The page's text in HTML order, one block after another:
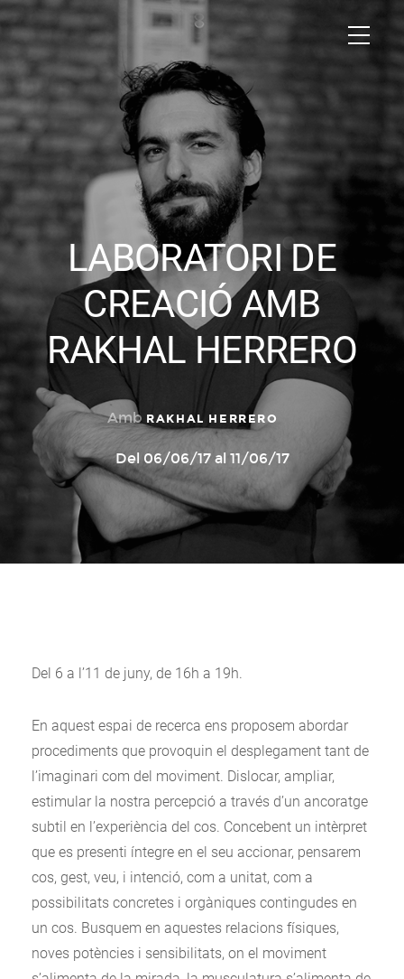
LABORATORI DE
CREACIÓ AMB
RAKHAL HERRERO
Amb RAKHAL HERRERO
Del 06/06/17 al 11/06/17
Del 6 a l’11 de juny, de 16h a 19h.
En aquest espai de recerca ens proposem abordar
procediments que provoquin el desplegament tant de
l’imaginari com del moviment. Dislocar, ampliar,
estimular la nostra percepció a través d’un ancoratge
subtil en l’experiència del cos. Concebent un intèrpret
que es presenti íntegre en el seu accionar, pensarem
cos, gest, veu, i intenció, com a unitat, com a
possibilitats concretes i orgàniques contingudes en
un cos. Busquem en aquestes relacions físiques,
noves potències i sensibilitats, on el moviment